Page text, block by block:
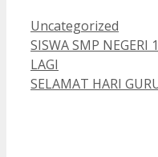
Kategori
Uncategorized
SISWA SMP NEGERI
LAGI
SELAMAT HARI